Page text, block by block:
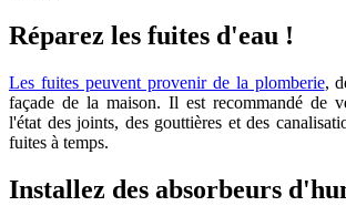
Réparez les fuites d'eau !
Les fuites peuvent provenir de la plomberie,
façade de la maison. Il est recommandé de
l'état des joints, des gouttières et des
fuites à temps.
Installez des absorbeurs